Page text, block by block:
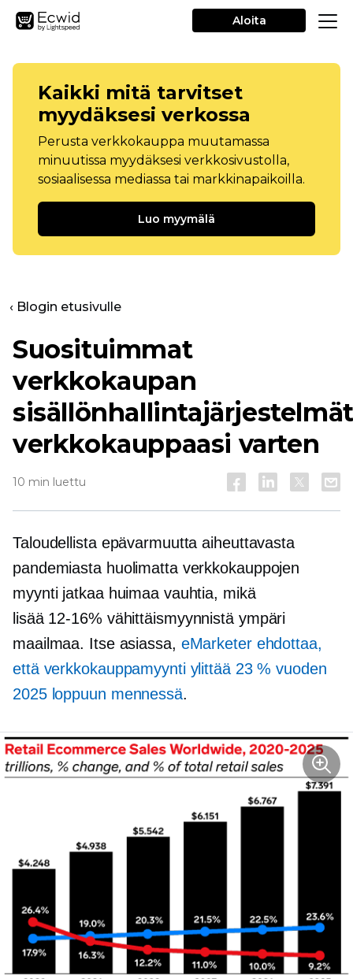
Aloita
Kaikki mitä tarvitset
myydäksesi verkossa
Perusta verkkokauppa muutamassa
minuutissa myydäksesi verkkosivustolla,
sosiaalisessa mediassa tai markkinapaikoilla.
Luo myymälä
‹ Blogin etusivulle
Suosituimmat
verkkokaupan
sisällönhallintajärjestelmät
verkkokauppaasi varten
10 min luettu
Taloudellista epävarmuutta aiheuttavasta
pandemiasta huolimatta verkkokauppojen
myynti jatkaa huimaa vauhtia, mikä
lisää 12-16% vähittäismyynnistä ympäri
maailmaa. Itse asiassa, eMarketer ehdottaa,
että verkkokauppamyynti ylittää 23 % vuoden
2025 loppuun mennessä.